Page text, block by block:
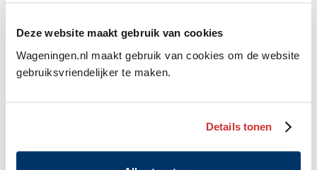
Deze website maakt gebruik van cookies
Wageningen.nl maakt gebruik van cookies om de website
gebruiksvriendelijker te maken.
Details tonen
WhatsApp: 06 10 06 35 26
gemeente@wageningen.nl
Openingstijden stadhuis
8.30 tot 17.00 uur